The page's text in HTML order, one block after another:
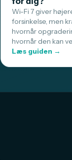
Wi-Fi 7 giver
forsinkelse, men
hvornår
hvornår den kan
Læs guiden →